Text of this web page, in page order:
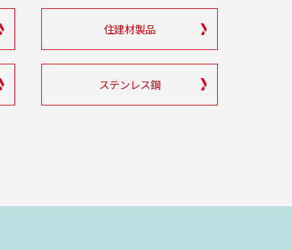
住建材製品
ステンレス鋼